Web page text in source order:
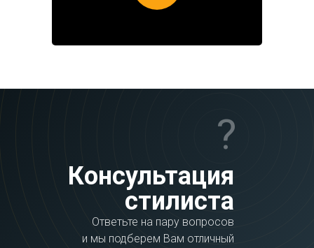
?
Консультация
стилиста
Ответьте на пару вопросов
и мы подберем Вам отличный